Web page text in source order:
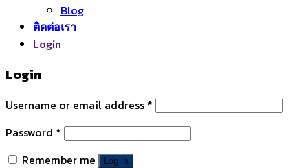
Blog
ติดต่อเรา
Login
Login
Username or email address *
Password *
Remember me
Log in